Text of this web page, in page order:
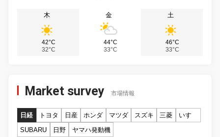
木
42°C
32°C
金
44°C
33°C
土
46°C
33°C
Market survey 市場情報
日経 トヨタ 日産 ホンダ マツダ スズキ 三菱
いすゞ
SUBARU
日野 ヤマハ発動機